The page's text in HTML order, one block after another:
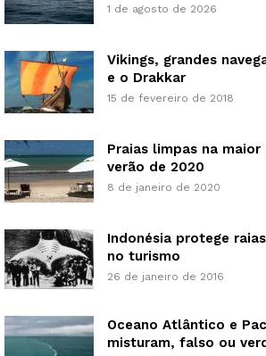
1 de agosto de 2026
Vikings, grandes
e o Drakkar
15 de fevereiro de 2018
Praias limpas na
verão de 2020
8 de janeiro de 2020
Indonésia protege
no turismo
26 de janeiro de 2016
Oceano Atlântico e
misturam, falso ou